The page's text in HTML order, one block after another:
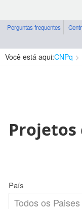
Perguntas frequentes
Você está aqui:CNPq
Projetos
País